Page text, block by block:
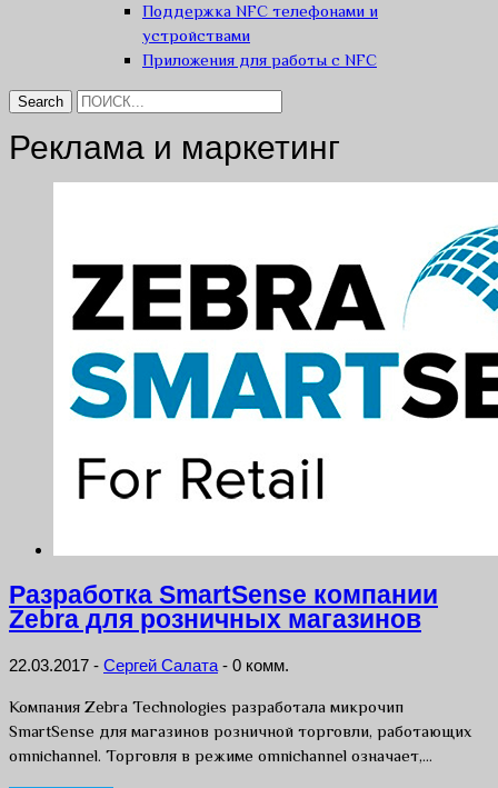
Поддержка NFC телефонами и
устройствами
Приложения для работы с NFC
Реклама и маркетинг
Разработка SmartSense компании
Zebra для розничных магазинов
22.03.2017 - Сергей Салата - 0 комм.
Компания Zebra Technologies разработала микрочип
SmartSense для магазинов розничной торговли, работающих
omnichannel. Торговля в режиме omnichannel означает,…